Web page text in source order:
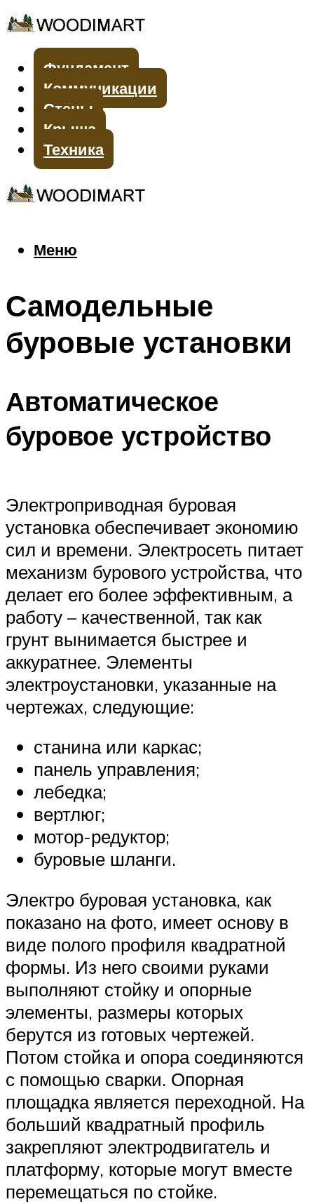
Фундамент
Коммуникации
Стены
Крыша
Техника
Меню
Меню
Самодельные
буровые установки
Автоматическое
буровое устройство
Электроприводная буровая
установка обеспечивает экономию
сил и времени. Электросеть питает
механизм бурового устройства, что
делает его более эффективным, а
работу – качественной, так как
грунт вынимается быстрее и
аккуратнее. Элементы
электроустановки, указанные на
чертежах, следующие:
станина или каркас;
панель управления;
лебедка;
вертлюг;
мотор-редуктор;
буровые шланги.
Электро буровая установка, как
показано на фото, имеет основу в
виде полого профиля квадратной
формы. Из него своими руками
выполняют стойку и опорные
элементы, размеры которых
берутся из готовых чертежей.
Потом стойка и опора соединяются
с помощью сварки. Опорная
площадка является переходной. На
больший квадратный профиль
закрепляют электродвигатель и
платформу, которые могут вместе
перемещаться по стойке.